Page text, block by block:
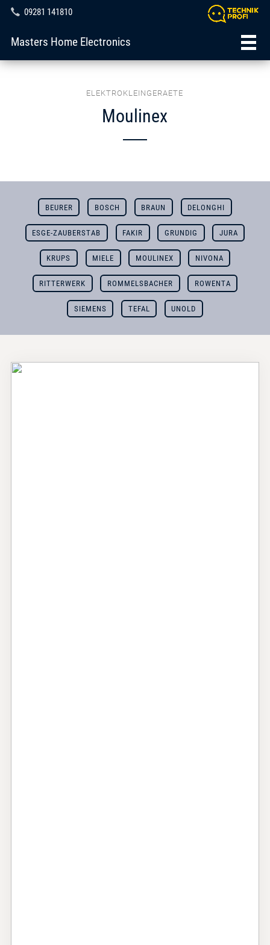
09281 141810
Masters Home Electronics
ELEKTROKLEINGERAETE
Moulinex
BEURER BOSCH BRAUN DELONGHI
ESGE-ZAUBERSTAB FAKIR GRUNDIG JURA
KRUPS MIELE MOULINEX NIVONA
RITTERWERK ROMMELSBACHER ROWENTA
SIEMENS TEFAL UNOLD